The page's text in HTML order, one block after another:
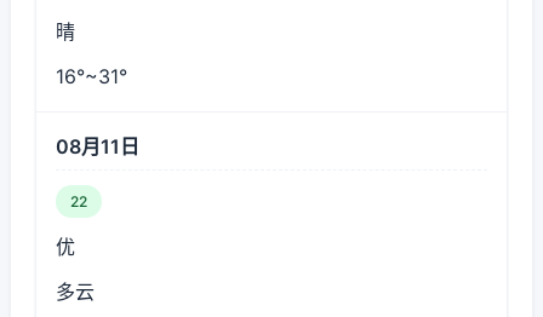
晴
16°~31°
08月11日
22
优
多云